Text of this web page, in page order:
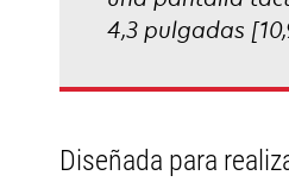
4,3 pulgadas
Diseñada para